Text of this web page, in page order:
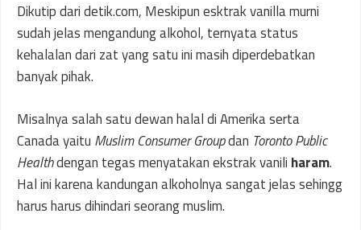
Dikutip dari detik.com, Meskipun esktrak vanilla murni
sudah jelas mengandung alkohol, ternyata status
kehalalan dari zat yang satu ini masih diperdebatkan
banyak pihak.
Misalnya salah satu dewan halal di Amerika serta
Canada yaitu Muslim Consumer Groupdan Toronto Public
Healthdengan tegas menyatakan ekstrak vanili haram.
Hal ini karena kandungan alkoholnya sangat jelas sehingg
harus harus dihindari seorang muslim.